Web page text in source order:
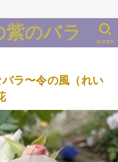
のバラ SEARCH
ラ〜令の風（れい